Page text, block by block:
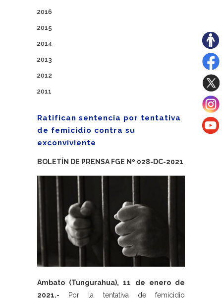
2016
2015
2014
2013
2012
2011
Ratifican sentencia por tentativa
de femicidio contra su
exconviviente
BOLETÍN DE PRENSA FGE Nº 028-DC-2021
Ambato (Tungurahua), 11 de enero de
2021.- Por la tentativa de femicidio